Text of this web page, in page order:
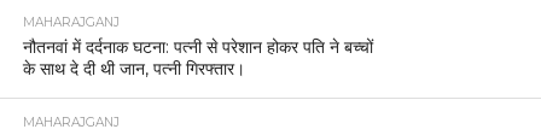
MAHARAJGANJ
नौतनवां में दर्दनाक घटना: पत्नी से परेशान होकर पति ने बच्चों
के साथ दे दी थी जान, पत्नी गिरफ्तार।
MAHARAJGANJ